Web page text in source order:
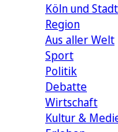
Köln und
Region
Aus aller Welt
Sport
Politik
Debatte
Wirtschaft
Kultur &